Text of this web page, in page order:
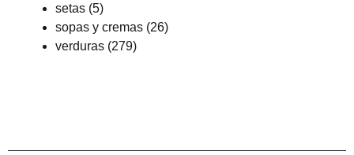
setas (5)
sopas y cremas (26)
verduras (279)